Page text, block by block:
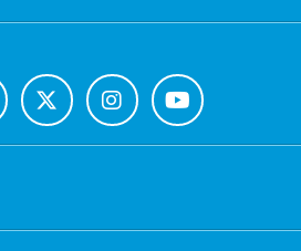
Ga
naar
Twitter
Ga
naar
Instagram
Ga
naar
Youtube